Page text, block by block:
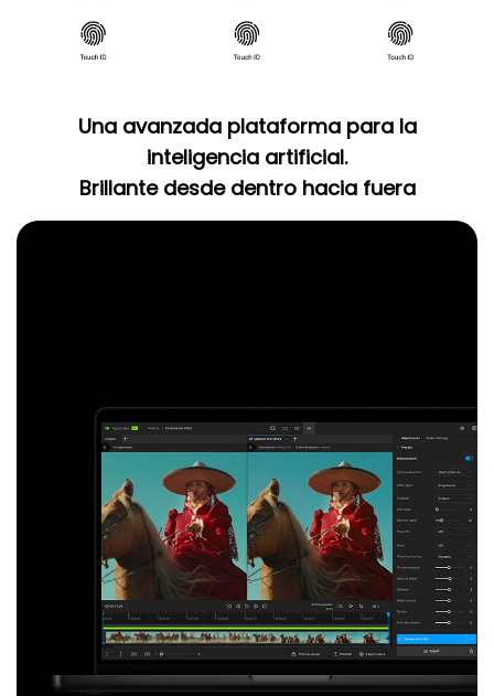
Una avanzada plataforma para la
inteligencia artificial.
Brillante desde dentro hacia fuera